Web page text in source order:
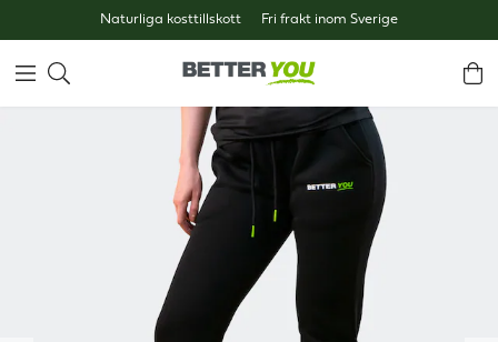
Naturliga kosttillskott Fri frakt inom Sverige